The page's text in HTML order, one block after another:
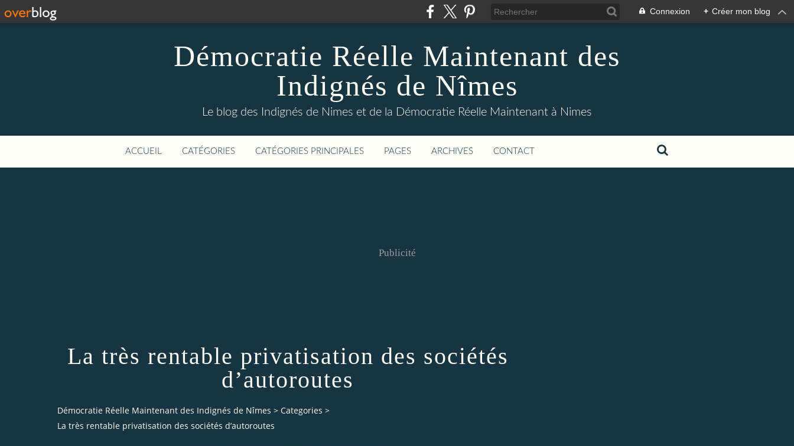
Connexion + Créer mon blog
Démocratie Réelle Maintenant des
Indignés de Nîmes
Le blog des Indignés de Nimes et de la Démocratie Réelle Maintenant à Nimes
ACCUEIL CATÉGORIES CATÉGORIES PRINCIPALES PAGES ARCHIVES CONTACT
Publicité
La très rentable privatisation des sociétés
d’autoroutes
Démocratie Réelle Maintenant des Indignés de Nîmes > Categories >
La très rentable privatisation des sociétés d’autoroutes